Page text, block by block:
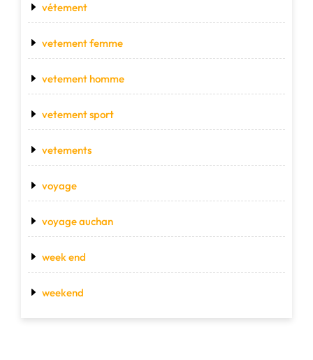
vétement
vetement femme
vetement homme
vetement sport
vetements
voyage
voyage auchan
week end
weekend